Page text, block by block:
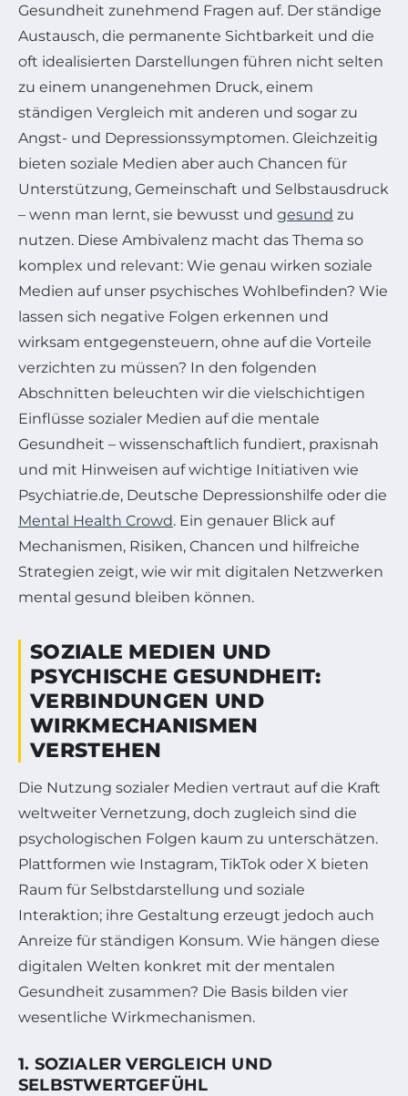
Gesundheit zunehmend Fragen auf. Der ständige
Austausch, die permanente Sichtbarkeit und die
oft idealisierten Darstellungen führen nicht selten
zu einem unangenehmen Druck, einem
ständigen Vergleich mit anderen und sogar zu
Angst- und Depressionssymptomen. Gleichzeitig
bieten soziale Medien aber auch Chancen für
Unterstützung, Gemeinschaft und Selbstausdruck
– wenn man lernt, sie bewusst und gesund zu
nutzen. Diese Ambivalenz macht das Thema so
komplex und relevant: Wie genau wirken soziale
Medien auf unser psychisches Wohlbefinden? Wie
lassen sich negative Folgen erkennen und
wirksam entgegensteuern, ohne auf die Vorteile
verzichten zu müssen? In den folgenden
Abschnitten beleuchten wir die vielschichtigen
Einflüsse sozialer Medien auf die mentale
Gesundheit – wissenschaftlich fundiert, praxisnah
und mit Hinweisen auf wichtige Initiativen wie
Psychiatrie.de, Deutsche Depressionshilfe oder die
Mental Health Crowd. Ein genauer Blick auf
Mechanismen, Risiken, Chancen und hilfreiche
Strategien zeigt, wie wir mit digitalen Netzwerken
mental gesund bleiben können.
SOZIALE MEDIEN UND
PSYCHISCHE GESUNDHEIT:
VERBINDUNGEN UND
WIRKMECHANISMEN
VERSTEHEN
Die Nutzung sozialer Medien vertraut auf die Kraft
weltweiter Vernetzung, doch zugleich sind die
psychologischen Folgen kaum zu unterschätzen.
Plattformen wie Instagram, TikTok oder X bieten
Raum für Selbstdarstellung und soziale
Interaktion; ihre Gestaltung erzeugt jedoch auch
Anreize für ständigen Konsum. Wie hängen diese
digitalen Welten konkret mit der mentalen
Gesundheit zusammen? Die Basis bilden vier
wesentliche Wirkmechanismen.
1. SOZIALER VERGLEICH UND
SELBSTWERTGEFÜHL